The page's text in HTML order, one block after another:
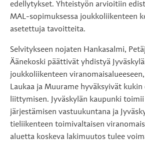
edellytykset. Yhteistyön arvioitiin
MAL-sopimuksessa joukkoliikenteen
asetettuja tavoitteita.
Selvitykseen nojaten Hankasalmi,
Äänekoski päättivät yhdistyä
joukkoliikenteen viranomaisalueeseen,
Laukaa ja Muurame hyväksyivät kukin
liittymisen. Jyväskylän kaupunki
järjestämisen vastuukuntana ja
tieliikenteen toimivaltaisen
aluetta koskeva lakimuutos tulee